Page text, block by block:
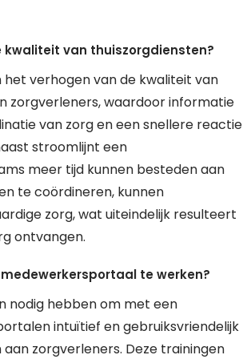
van thuiszorgdiensten?
verhogen van de kwaliteit van
zorgverleners, waardoor informatie
van zorg en een snellere reactie
stroomlijnt een
meer tijd kunnen besteden aan
te coördineren, kunnen
zorg, wat uiteindelijk resulteert
ontvangen.
te werken?
nodig hebben om met een
intuïtief en gebruiksvriendelijk
zorgverleners. Deze trainingen